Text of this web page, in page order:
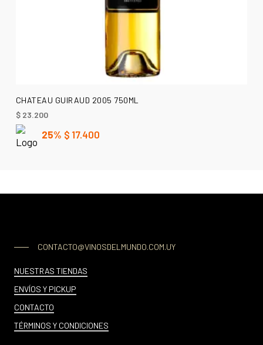
AÑADIR AL CARRITO
CHATEAU GUIRAUD 2005 750ML
$23.200
25% $ 17.400
CONTACTO@VINOSDELMUNDO.COM.UY
NUESTRAS TIENDAS
ENVÍOS Y PICKUP
CONTACTO
TÉRMINOS Y CONDICIONES